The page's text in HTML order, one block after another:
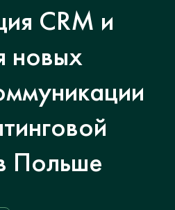
CRM и
новых
Польше